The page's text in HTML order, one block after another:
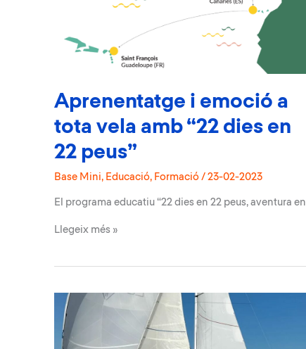
Aprenentatge i emoció a
tota vela amb “22 dies en
22 peus”
Base Mini, Educació, Formació / 23-02-2023
El programa educatiu “22 dies en 22 peus, aventura en
Aprenentatge
a
vela
amb
“22
dies
en
Llegeix més »